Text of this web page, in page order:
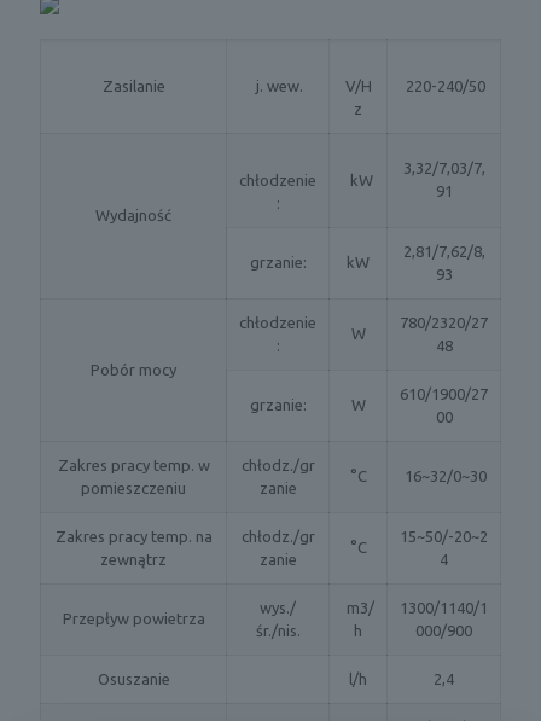
Zasilanie j. wew.
V/H
z
220-240/50
Wydajność
chłodzenie
:
kW
3,32/7,03/7,
91
grzanie: kW
2,81/7,62/8,
93
Pobór mocy
chłodzenie
:
W
780/2320/27
48
grzanie: W
610/1900/27
00
Zakres pracy temp. w
pomieszczeniu
chłodz./gr
zanie
°C 16~32/0~30
Zakres pracy temp. na
zewnątrz
chłodz./gr
zanie
°C
15~50/-20~2
4
Przepływ powietrza
wys./
śr./nis.
m3/
h
1300/1140/1
000/900
Osuszanie l/h 2,4